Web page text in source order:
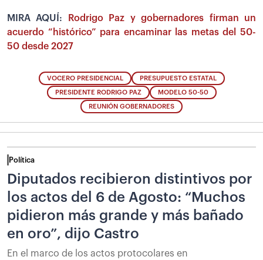
MIRA AQUÍ:
Rodrigo Paz y gobernadores firman un
acuerdo “histórico” para encaminar las metas del 50-
50 desde 2027
VOCERO PRESIDENCIAL PRESUPUESTO ESTATAL
PRESIDENTE RODRIGO PAZ MODELO 50-50
REUNIÓN GOBERNADORES
Política
Diputados recibieron distintivos por
los actos del 6 de Agosto: “Muchos
pidieron más grande y más bañado
en oro”, dijo Castro
En el marco de los actos protocolares en